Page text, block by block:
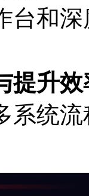
和深
升效率
统流程